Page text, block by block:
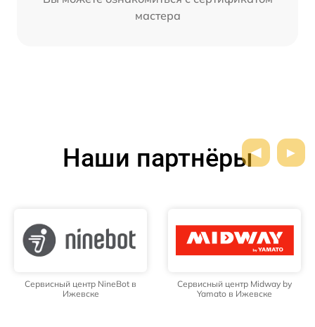
мастера
Наши партнёры
Сервисный центр NineBot в
Ижевске
Сервисный центр Midway by
Yamato в Ижевске